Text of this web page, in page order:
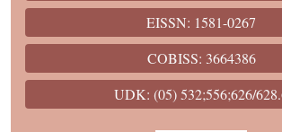
EISSN: 1581-0267
COBISS: 3664386
UDK: (05) 532;556;626/